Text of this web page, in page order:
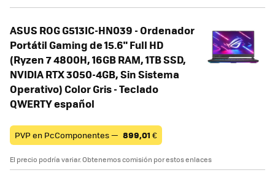
ASUS ROG G513IC-HN039 - Ordenador
Portátil Gaming de 15.6" Full HD
(Ryzen 7 4800H, 16GB RAM, 1TB SSD,
NVIDIA RTX 3050-4GB, Sin Sistema
Operativo) Color Gris - Teclado
QWERTY español
PVP en PcComponentes — 899,01 €
El precio podría variar. Obtenemos comisión por estos enlaces